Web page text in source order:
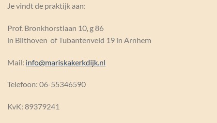
Je vindt de praktijk aan:
Prof. Bronkhorstlaan 10, g 86
in Bilthoven of Tubantenveld 19 in Arnhem
Mail: info@mariskakerkdijk.nl
Telefoon: 06-55346590
KvK: 89379241